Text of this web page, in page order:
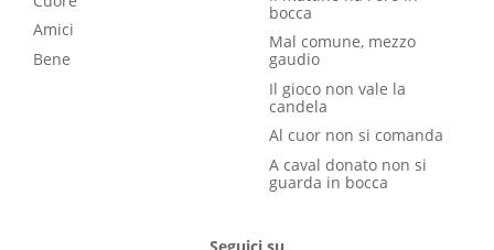
Amici
Bene
bocca
Mal comune, mezzo
gaudio
Il gioco non vale la
candela
Al cuor non si comanda
A caval donato non si
guarda in bocca